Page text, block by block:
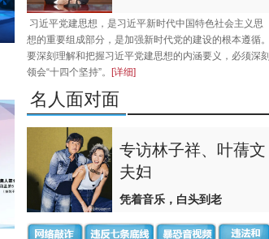
习近平党建思想，是习近平新时代中国特色社会主义思
想的重要组成部分，是加强新时代党的建设的根本遵循。
要深刻理解和把握习近平党建思想的内涵要义，必须深刻
领会“十四个坚持”。
[详细]
名人面对面
专访林子祥、叶蒨文
夫妇
凭着音乐，白头到老